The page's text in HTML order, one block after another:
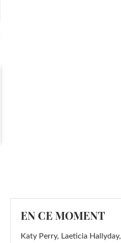
EN CE MOMENT
Katy Perry, Laeticia Hallyday,